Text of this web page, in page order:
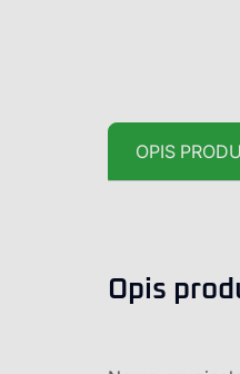
OPIS
Opis